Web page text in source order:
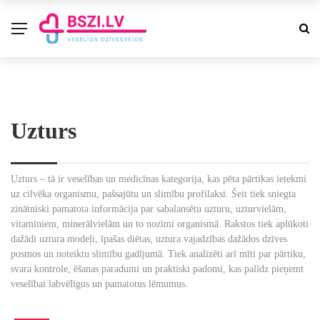
Uzturs
Uzturs – tā ir veselības un medicīnas kategorija, kas pēta pārtikas ietekmi
uz cilvēka organismu, pašsajūtu un slimību profilaksi. Šeit tiek sniegta
zinātniski pamatota informācija par sabalansētu uzturu, uzturvielām,
vitamīniem, minerālvielām un to nozīmi organismā. Rakstos tiek aplūkoti
dažādi uztura modeļi, īpašas diētas, uztura vajadzības dažādos dzīves
posmos un noteiktu slimību gadījumā. Tiek analizēti arī mīti par pārtiku,
svara kontrole, ēšanas paradumi un praktiski padomi, kas palīdz pieņemt
veselībai labvēlīgus un pamatotus lēmumus.